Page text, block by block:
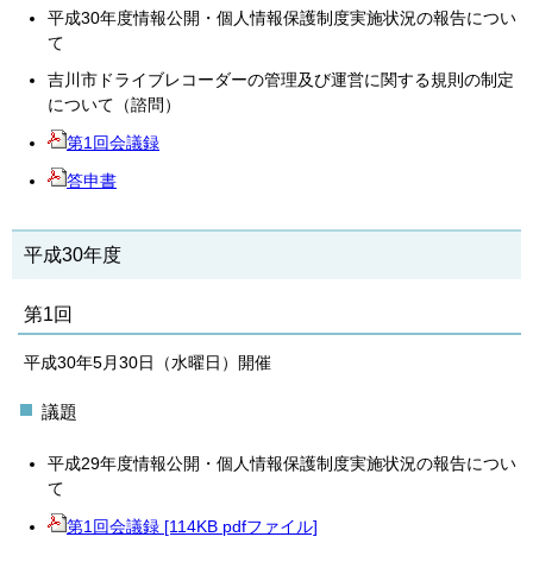
平成30年度情報公開・個人情報保護制度実施状況の報告につい
て
吉川市ドライブレコーダーの管理及び運営に関する規則の制定
について（諮問）
第1回会議録
答申書
平成30年度
第1回
平成30年5月30日（水曜日）開催
議題
平成29年度情報公開・個人情報保護制度実施状況の報告につい
て
第1回会議録 [114KB pdfファイル]